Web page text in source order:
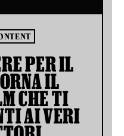
PER IL
IL
CHE TI
AI VERI